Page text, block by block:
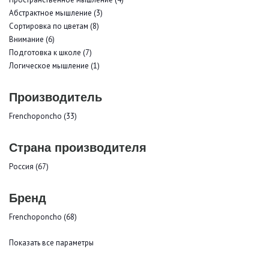
Абстрактное мышление (3)
Сортировка по цветам (8)
Внимание (6)
Подготовка к школе (7)
Логическое мышление (1)
Производитель
Frenchoponcho (33)
Страна производителя
Россия (67)
Бренд
Frenchoponcho (68)
Показать все параметры